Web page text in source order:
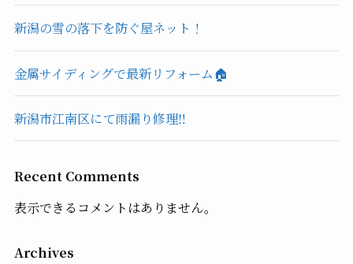
新潟の雪の落下を防ぐ屋ネット！
金属サイディングで最新リフォーム🏠
新潟市江南区にて雨漏り修理‼️
Recent Comments
表示できるコメントはありません。
Archives